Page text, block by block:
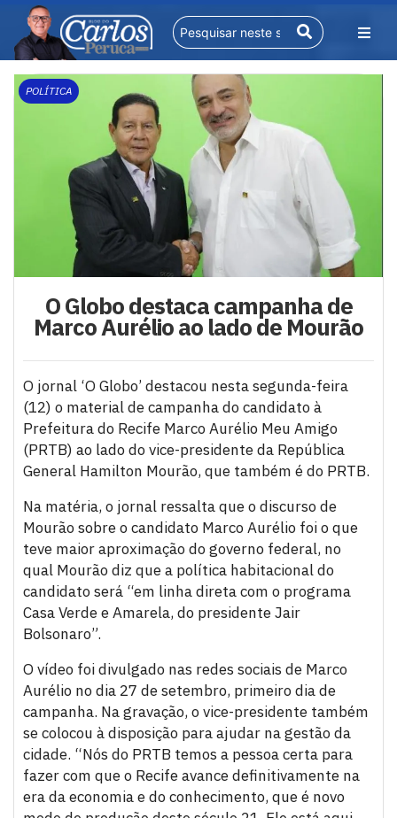
POLÍTICA
O Globo destaca campanha de
Marco Aurélio ao lado de Mourão
O jornal ‘O Globo’ destacou nesta segunda-feira
(12) o material de campanha do candidato à
Prefeitura do Recife Marco Aurélio Meu Amigo
(PRTB) ao lado do vice-presidente da República
General Hamilton Mourão, que também é do PRTB.
Na matéria, o jornal ressalta que o discurso de
Mourão sobre o candidato Marco Aurélio foi o que
teve maior aproximação do governo federal, no
qual Mourão diz que a política habitacional do
candidato será “em linha direta com o programa
Casa Verde e Amarela, do presidente Jair
Bolsonaro”.
O vídeo foi divulgado nas redes sociais de Marco
Aurélio no dia 27 de setembro, primeiro dia de
campanha. Na gravação, o vice-presidente também
se colocou à disposição para ajudar na gestão da
cidade. “Nós do PRTB temos a pessoa certa para
fazer com que o Recife avance definitivamente na
era da economia e do conhecimento, que é novo